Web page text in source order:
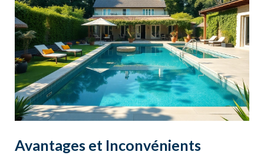
Avantages et Inconvénients